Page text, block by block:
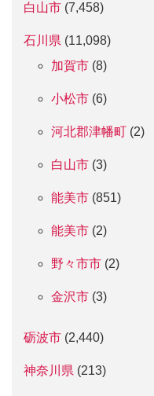
白山市 (7,458)
石川県 (11,098)
加賀市 (8)
小松市 (6)
河北郡津幡町 (2)
白山市 (3)
能美市 (851)
能美市 (2)
野々市市 (2)
金沢市 (3)
砺波市 (2,440)
神奈川県 (213)